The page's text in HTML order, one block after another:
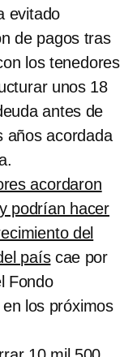
evitado
de pagos tras
los tenedores
unos 18
antes de
años acordada
acordaron
podrían hacer
del
paíscae por
Fondo
los próximos